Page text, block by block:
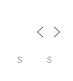
S S